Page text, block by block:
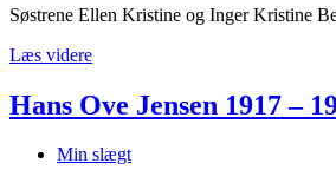
Søstrene Ellen Kristine og Inger Kristine
Læs videre
Hans Ove Jensen 1917 –
Min slægt